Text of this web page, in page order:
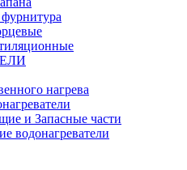
нагрева
и Запасные части
водонагреватели